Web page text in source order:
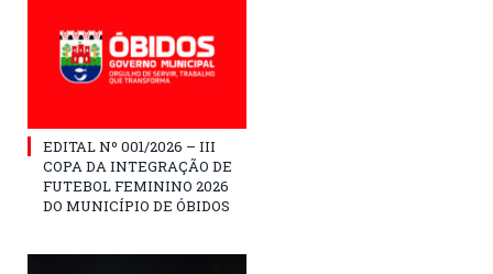
EDITAL Nº 001/2026 – III
COPA DA INTEGRAÇÃO DE
FUTEBOL FEMININO 2026
DO MUNICÍPIO DE ÓBIDOS